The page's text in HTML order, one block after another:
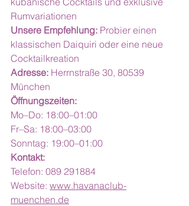
Rumvariationen
Unsere Empfehlung: Probier einen
klassischen Daiquiri oder eine neue
Cocktailkreation
Adresse: Herrnstraße 30, 80539
München
Öffnungszeiten:
Mo–Do: 18:00–01:00
Fr–Sa: 18:00–03:00
Sonntag: 19:00–01:00
Kontakt:
Telefon: 089 291884
Website: www.havanaclub-
muenchen.de